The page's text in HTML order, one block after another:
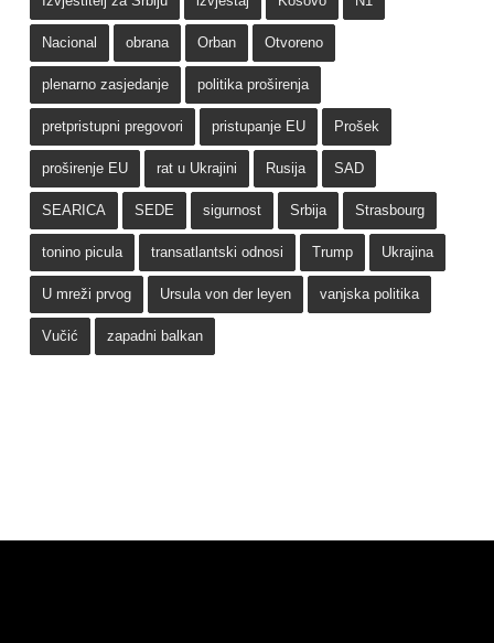
Nacional obrana Orban Otvoreno
plenarno zasjedanje politika proširenja
pretpristupni pregovori pristupanje EU Prošek
proširenje EU rat u Ukrajini Rusija SAD
SEARICA SEDE sigurnost Srbija Strasbourg
tonino picula transatlantski odnosi Trump Ukrajina
U mreži prvog Ursula von der leyen vanjska politika
Vučić zapadni balkan